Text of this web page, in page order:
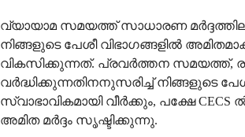
വ്യായാമ സമയത്ത് സാധാരണ
നിങ്ങളുടെ പേശീ വിഭാഗങ്ങളിൽ
വികസിക്കുന്നത്. പ്രവർത്തന സമയത്ത്,
വർദ്ധിക്കുന്നതിനനുസരിച്ച് നിങ്ങളുടെ
സ്വാഭാവികമായി വീർക്കും, പക്ഷേ CECS
അമിത മർദ്ദം സൃഷ്ടിക്കുന്നു.